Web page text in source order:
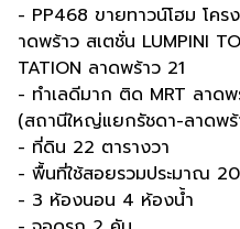
- PP468 ขายทาวน์โฮม โคร
าดพร้าว สเตชั่น LUMPINI
TATION ลาดพร้าว 21
- ทำเลดีมาก ติด MRT ลาด
(สถานีใหญ่แยกรัชดา-ลาดพร้
- ที่ดิน 22 ตารางวา
- พื้นที่ใช้สอยรวมประมาณ
- 3 ห้องนอน 4 ห้องน้ำ